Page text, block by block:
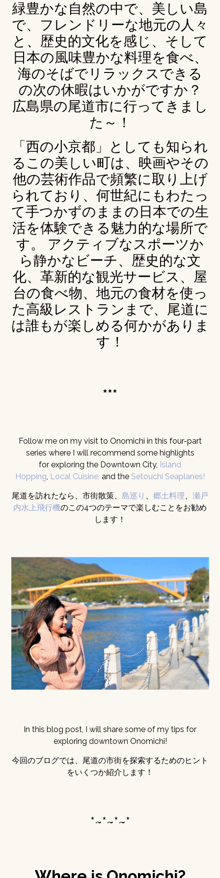
緑豊かな自然の中で、美しい島
で、フレンドリーな地元の人々
と、歴史的文化を感じ、そして
日本の風味豊かな料理を食べ、
海のそばでリラックスできる
の次の休暇はいかがですか？
広島県の尾道市に行ってきまし
た～！
「西の小京都」としても知られ
るこの美しい町は、映画やその
他の芸術作品で頻繁に取り上げ
られており、何世紀にもわたっ
て手つかずのままの日本での生
活を体験できる魅力的な場所で
す。 アクティブなスポーツか
ら静かなビーチ、歴史的な文
化、革新的な観光サービス、屋
台の食べ物、地元の食材を使っ
た高級レストランまで、尾道に
は誰もが楽しめる何かがありま
す！
***
Follow me on my visit to Onomichi in this four-part
series where I will recommend some highlights
for exploring the Downtown City, Island
Hopping, Local Cuisine, and the Setouchi Seaplanes!
尾道を訪れたなら、市街散策、 島巡り 、 郷土料理、 瀬戸
内水上飛行機のこの4つのテーマで楽しむことをお勧め
します！
In this blog post, I will share some of my tips for
exploring downtown Onomichi!
今回のブログでは、尾道の市街を探索するためのヒント
をいくつか紹介します！
*~*~*~*